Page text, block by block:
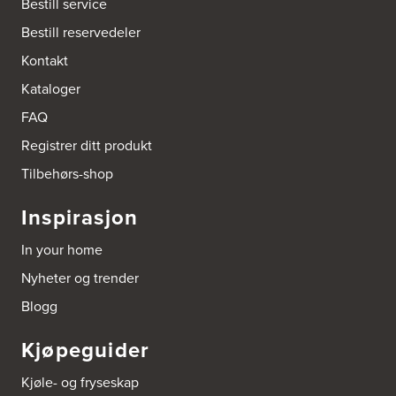
Bestill reservedeler
Kontakt
Kataloger
FAQ
Registrer ditt produkt
Tilbehørs-shop
Inspirasjon
In your home
Nyheter og trender
Blogg
Kjøpeguider
Kjøle- og fryseskap